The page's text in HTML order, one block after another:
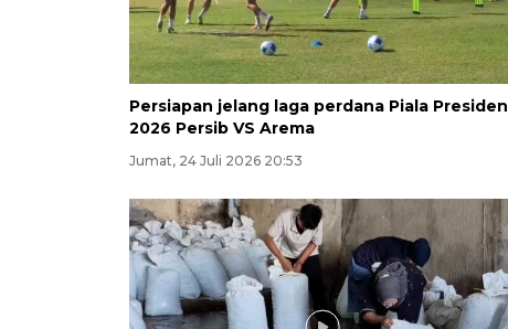
Persiapan jelang laga perdana Piala Presiden
2026 Persib VS Arema
Jumat, 24 Juli 2026 20:53